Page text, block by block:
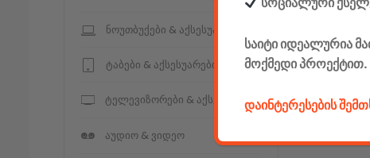
ნოუთბუქები & აქსესუარები
ტაბები & აქსესუარები
ტელევიზორები & აქსესუარები
აუდიო & ვიდეო
საიტი იდეალურია
მოქმედი პროექტით.
დაინტერესების